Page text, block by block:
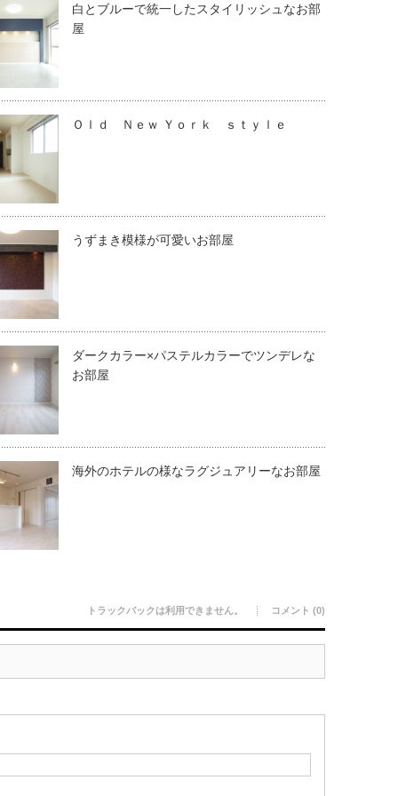
白とブルーで統一したスタイリッシュなお部
屋
Ｏｌｄ Ｎｅｗ Ｙｏｒｋ ｓｔｙｌｅ
うずまき模様が可愛いお部屋
ダークカラー×パステルカラーでツンデレな
お部屋
海外のホテルの様なラグジュアリーなお部屋
トラックバックは利用できません。 コメント (0)